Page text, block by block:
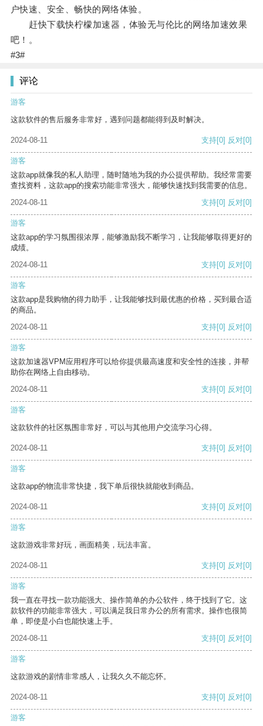
户快速、安全、畅快的网络体验。
赶快下载快柠檬加速器，体验无与伦比的网络加速效果
吧！。
#3#
评论
游客
这款软件的售后服务非常好，遇到问题都能得到及时解决。
2024-08-11 支持[0] 反对[0]
游客
这款app就像我的私人助理，随时随地为我的办公提供帮助。我经常需要
查找资料，这款app的搜索功能非常强大，能够快速找到我需要的信息。
2024-08-11
支持[0] 反对[0]
游客
这款app的学习氛围很浓厚，能够激励我不断学习，让我能够取得更好的
成绩。
2024-08-11
支持[0] 反对[0]
游客
这款app是我购物的得力助手，让我能够找到最优惠的价格，买到最合适
的商品。
2024-08-11
支持[0] 反对[0]
游客
这款加速器VPM应用程序可以给你提供最高速度和安全性的连接，并帮
助你在网络上自由移动。
2024-08-11
支持[0] 反对[0]
游客
这款软件的社区氛围非常好，可以与其他用户交流学习心得。
2024-08-11 支持[0] 反对[0]
游客
这款app的物流非常快捷，我下单后很快就能收到商品。
2024-08-11 支持[0] 反对[0]
游客
这款游戏非常好玩，画面精美，玩法丰富。
2024-08-11 支持[0] 反对[0]
游客
我一直在寻找一款功能强大、操作简单的办公软件，终于找到了它。这
款软件的功能非常强大，可以满足我日常办公的所有需求。操作也很简
单，即使是小白也能快速上手。
2024-08-11
支持[0] 反对[0]
游客
这款游戏的剧情非常感人，让我久久不能忘怀。
2024-08-11 支持[0] 反对[0]
游客